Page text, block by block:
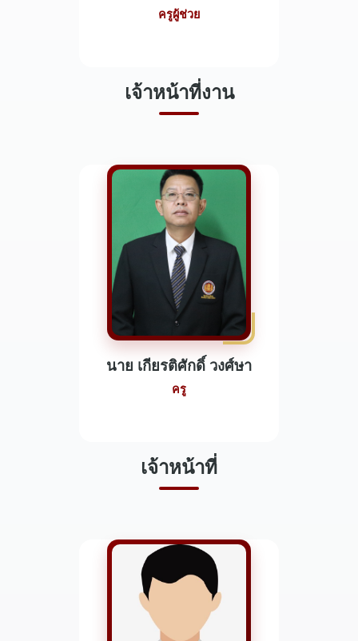
ครูผู้ช่วย
เจ้าหน้าที่งาน
นาย เกียรติศักดิ์ วงศ์ษา
ครู
เจ้าหน้าที่